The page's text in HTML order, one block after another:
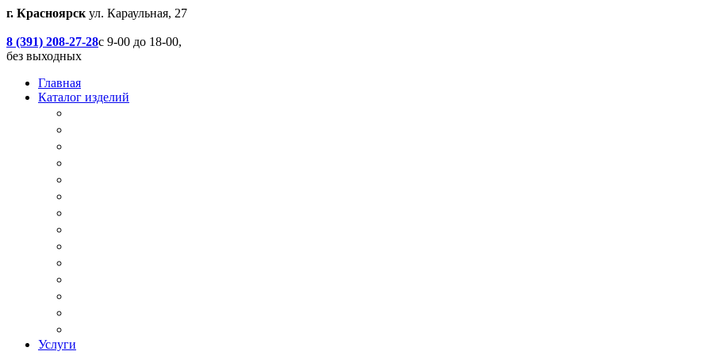
г. Красноярск ул. Караульная, 27
8 (391) 208-27-28с 9-00 до 18-00,
без выходных
Главная
Каталог изделий
Услуги